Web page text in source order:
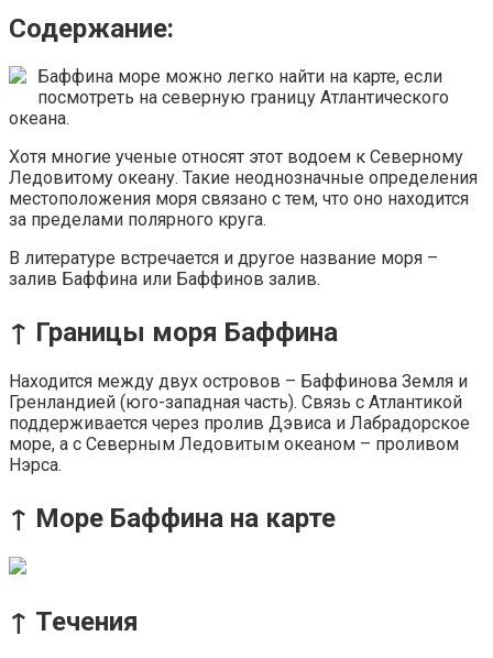
Содержание:
Баффина море можно легко найти на карте, если
посмотреть на северную границу Атлантического
океана.
Хотя многие ученые относят этот водоем к Северному
Ледовитому океану. Такие неоднозначные определения
местоположения моря связано с тем, что оно находится
за пределами полярного круга.
В литературе встречается и другое название моря –
залив Баффина или Баффинов залив.
↑ Границы моря Баффина
Находится между двух островов – Баффинова Земля и
Гренландией (юго-западная часть). Связь с Атлантикой
поддерживается через пролив Дэвиса и Лабрадорское
море, а с Северным Ледовитым океаном – проливом
Нэрса.
↑ Море Баффина на карте
↑ Течения